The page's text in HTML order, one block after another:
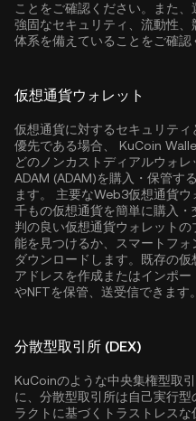
ことをご確認ください。また
強固なセキュリティ、流動性、
体系を備えていることをご確認
仮想通貨ウォレット
仮想通貨に対するセキュリティ
優先である場合、 KuCoin
どのノンカストディアルウォレ
ADAM (ADAM)を購入・保管す
ます。 主要なWeb3仮想通貨
千もの仮想通貨を簡単に購入・
判の良い仮想通貨ウォレットの
能を見つけるか、スマートフォ
ダウンロードします。既存の仮
アドレスを作成またはインポ
やNFTを保管、送受信できます。
分散型取引所 (DEX)
KuCoinのような中央集権型取
に、分散型取引所は自己実行型
ラクトに基づくトラストレス